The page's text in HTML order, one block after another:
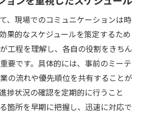
、現場でのコミュニケーションは時
果的なスケジュールを策定するため
工程を理解し、各自の役割をきちん
要です。具体的には、事前のミーテ
の流れや優先順位を共有することが
捗状況の確認を定期的に行うこと
箇所を早期に把握し、迅速に対応で